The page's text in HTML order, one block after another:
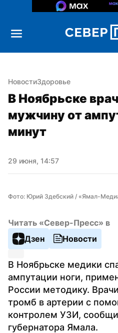
НовостиЗдоровье
В Ноябрьске
мужчину от
минут
29 июня, 14:57
Фото: Юрий Здебский / «Ямал-
Читать «Север-Пресс» в
Дзен
Новости
В Ноябрьске медики
ампутации ноги,
России методику.
тромб в артерии с
контролем УЗИ,
губернатора Ямала.